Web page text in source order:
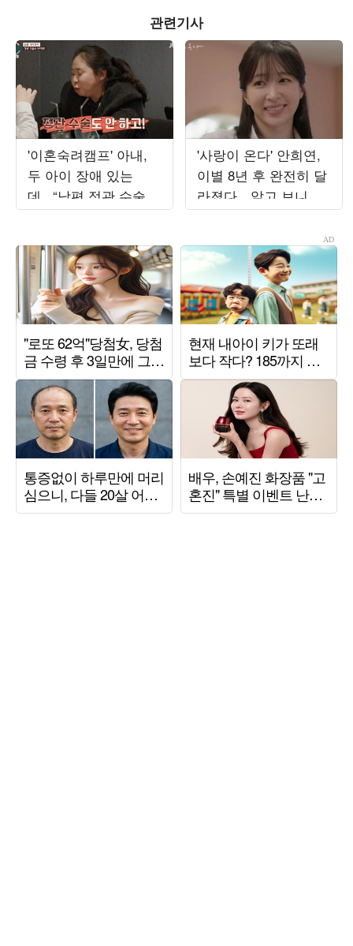
관련기사
'이혼숙려캠프' 아내,
두 아이 장애 있는
데...“남편 정관 수술
안해”
'사랑이 온다' 안희연,
이별 8년 후 완전히 달
라졌다…알고 보니 아
들 키우는 워킹맘